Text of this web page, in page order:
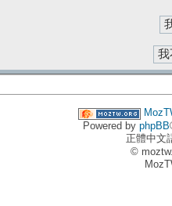
Powered by phpBB
正體中文
©